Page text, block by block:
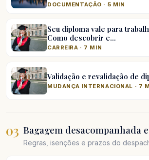
DOCUMENTAÇÃO · 5 MIN
Seu diploma vale para
Como descobrir e…
CARREIRA · 7 MIN
Validação e revalidação de
MUDANÇA INTERNACIONAL · 7
03 Bagagem desacompanhada
Regras, isenções e prazos do